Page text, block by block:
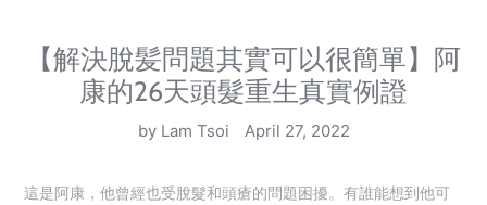
【解決脫髪問題其實可以很簡單】阿
康的26天頭髮重生真實例證
by Lam Tsoi April 27, 2022
這是阿康，他曾經也受脫髮和頭瘡的問題困擾。有誰能想到他可